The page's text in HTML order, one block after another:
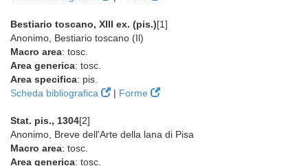
Bestiario toscano, XIII ex. (pis.)[1]
Anonimo, Bestiario toscano (Il)
Macro area: tosc.
Area generica: tosc.
Area specifica: pis.
Scheda bibliografica
| Forme
Stat. pis., 1304[2]
Anonimo, Breve dell'Arte della lana di Pisa
Macro area: tosc.
Area generica: tosc.